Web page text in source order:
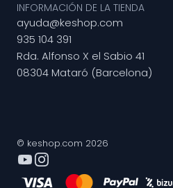
INFORMACIÓN DE LA TIENDA
ayuda@keshop.com
935 104 391
Rda. Alfonso X el Sabio 41
08304 Mataró (Barcelona)
© keshop.com 2026